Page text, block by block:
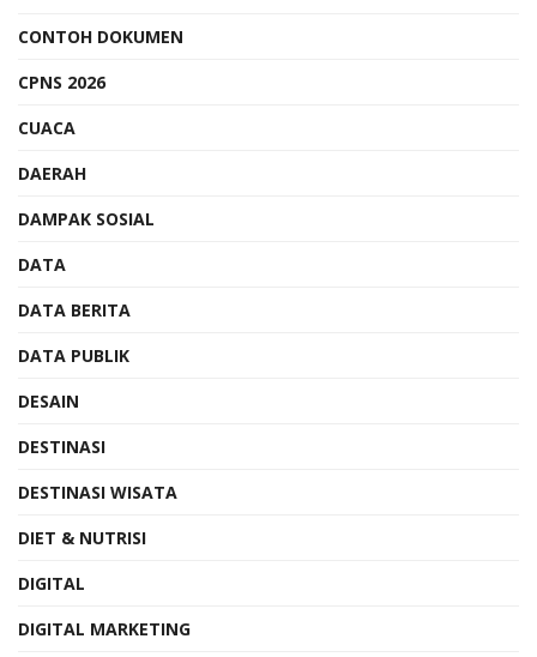
CONTOH DOKUMEN
CPNS 2026
CUACA
DAERAH
DAMPAK SOSIAL
DATA
DATA BERITA
DATA PUBLIK
DESAIN
DESTINASI
DESTINASI WISATA
DIET & NUTRISI
DIGITAL
DIGITAL MARKETING